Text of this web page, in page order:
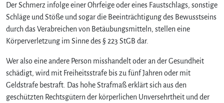
K
ö
r
l
Der Schmerz infolge einer Ohrfeige oder eines Faustschlags, sonstige
Schläge und Stöße und sogar die Beeinträchtigung des Bewusstseins
durch das Verabreichen von Betäubungsmitteln, stellen eine
Körperverletzung im Sinne des § 223 StGB dar.
Wer also eine andere Person misshandelt oder an der Gesundheit
schädigt, wird mit Freiheitsstrafe bis zu fünf Jahren oder mit
Geldstrafe bestraft. Das hohe Strafmaß erklärt sich aus den
geschützten Rechtsgütern der körperlichen Unversehrtheit und der